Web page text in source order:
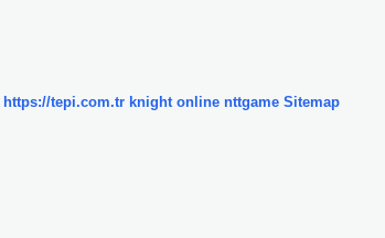
https://tepi.com.tr knight online nttgame Sitemap